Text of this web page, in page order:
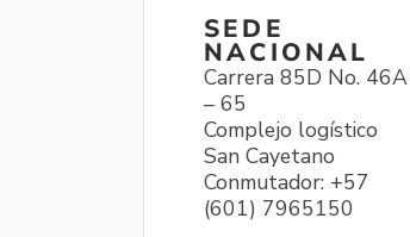
SEDE
NACIONAL
Carrera 85D No. 46A
– 65
Complejo logístico
San Cayetano
Conmutador: +57
(601) 7965150